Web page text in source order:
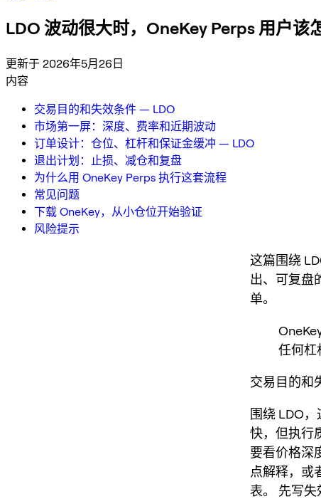
LDO 波动很大时，OneKey Perps 用户该
更新于 2026年5月26日
内容
交易目的和失效条件 — LDO
市场第一屏：深度、费率和近期波动
订单设计：仓位、杠杆和保证金缓冲 — LDO
退出计划：止损、减仓和复盘
为什么用 OneKey Perps 执行这套流程
常见问题
下载 OneKey，从小仓位开始验证
风险提示
这篇围绕
出、可复盘
单。
任何杠
交易目的和
围绕 LDO
快，但执行
要看价格深
点解释，或
表。 先写失